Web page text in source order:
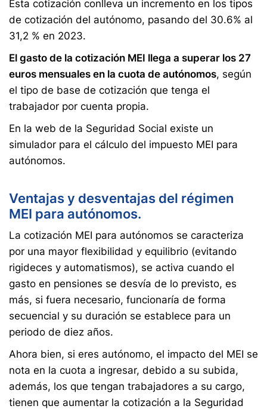
Esta cotización conlleva un incremento en los tipos
de cotización del autónomo, pasando del 30.6% al
31,2 % en 2023.
El gasto de la cotización MEI llega a superar los 27
euros mensuales en la cuota de autónomos, según
el tipo de base de cotización que tenga el
trabajador por cuenta propia.
En la web de la Seguridad Social existe un
simulador para el cálculo del impuesto MEI para
autónomos.
Ventajas y desventajas del régimen
MEI para autónomos.
La cotización MEI para autónomos se caracteriza
por una mayor flexibilidad y equilibrio (evitando
rigideces y automatismos), se activa cuando el
gasto en pensiones se desvía de lo previsto, es
más, si fuera necesario, funcionaría de forma
secuencial y su duración se establece para un
periodo de diez años.
Ahora bien, si eres autónomo, el impacto del MEI se
nota en la cuota a ingresar, debido a su subida,
además, los que tengan trabajadores a su cargo,
tienen que aumentar la cotización a la Seguridad